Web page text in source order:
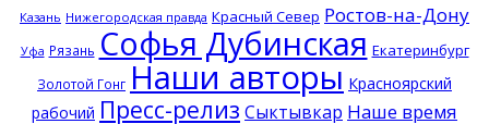
Казань Нижегородская правда Красный Север Ростов-на-Дону
Уфа Рязань Софья Дубинская Екатеринбург
Золотой Гонг Наши авторы Красноярский
рабочий Пресс-релиз Сыктывкар Наше время